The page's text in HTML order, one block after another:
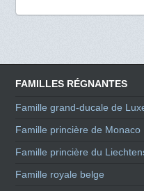
FAMILLES RÉGNANTES
Famille grand-ducale de
Famille princière de Monaco
Famille princière du
Famille royale belge